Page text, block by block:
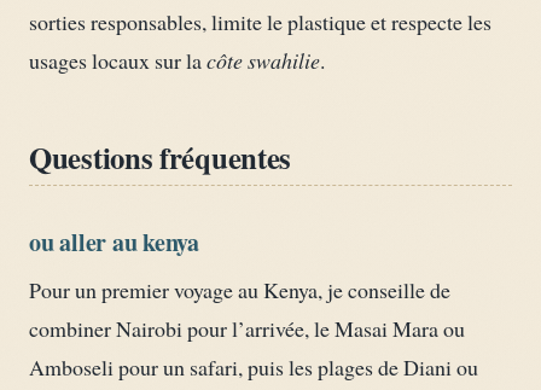
sorties responsables, limite le plastique et respecte les
usages locaux sur lacôte swahilie.
Questions fréquentes
ou aller au kenya
Pour un premier voyage au Kenya, je conseille de
combiner Nairobi pour l’arrivée, le Masai Mara ou
Amboseli pour un safari, puis les plages de Diani ou